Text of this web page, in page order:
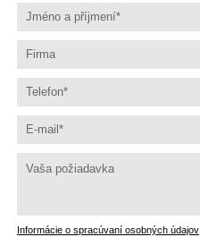
Informácie o spracúvaní osobných údajov